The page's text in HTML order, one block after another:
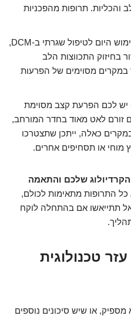
והכליות. תרופות מהפכניות
פחות בשימוש היום לטיפול שגרתי ב-DCM,
בחיזוק התכווצות הלב
מסוימים של הפרעות
יש לכם הפרעת קצב מסוימת
זורם לאט מאוד בחדר המורחב,
במקרים כאלה, ייתכן שתצטרכו
מוחי או תסחיפים אחרים.
שלכם והתאמה
כל התרופות מתאימות לכולם,
אל תתייאשו אם בהתחלה לוקח
עזר טכנולוגית
או שיש סיכונים נוספים